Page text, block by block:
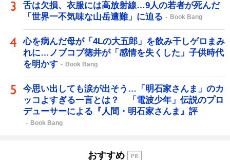
舌は欠損、衣服には高放射線…9人の若者が死んだ
「世界一不気味な山岳遭難」に迫る
Book Bang
心を病んだ母が「4Lの大五郎」を飲み干しゲロまみ
れに…ノブコブ徳井が「感情を失くした」子供時代
を明かす
Book Bang
今思い出しても涙が出そう…「明石家さんま」のカ
ッコよすぎる一言とは？ 「電波少年」伝説のプロ
デューサーによる『人間・明石家さんま』評
Book Bang
おすすめ